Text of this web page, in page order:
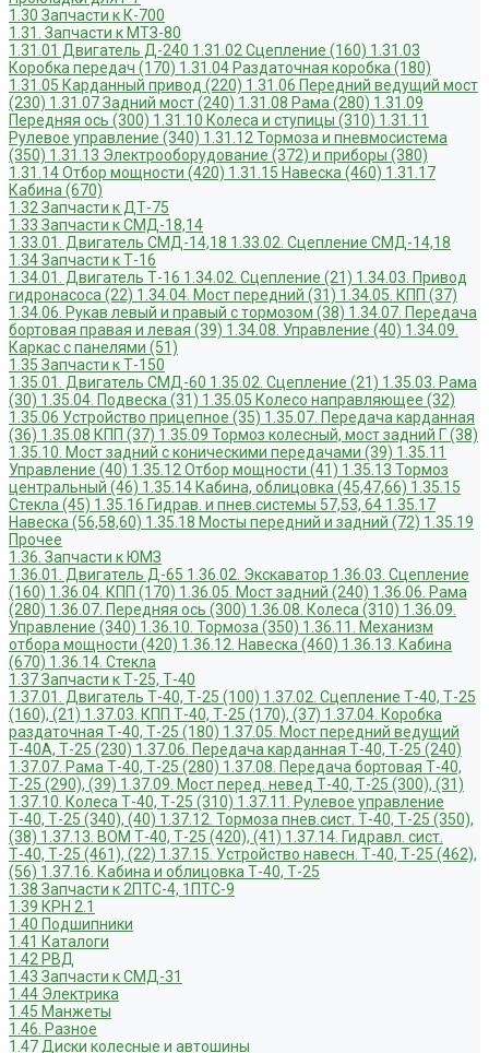
1.30 Запчасти к К-700
1.31. Запчасти к МТЗ-80
1.31.01 Двигатель Д-240 1.31.02 Сцепление (160) 1.31.03
Коробка передач (170) 1.31.04 Раздаточная коробка (180)
1.31.05 Карданный привод (220) 1.31.06 Передний ведущий мост
(230) 1.31.07 Задний мост (240) 1.31.08 Рама (280) 1.31.09
Передняя ось (300) 1.31.10 Колеса и ступицы (310) 1.31.11
Рулевое управление (340) 1.31.12 Тормоза и пневмосистема
(350) 1.31.13 Электрооборудование (372) и приборы (380)
1.31.14 Отбор мощности (420) 1.31.15 Навеска (460) 1.31.17
Кабина (670)
1.32 Запчасти к ДТ-75
1.33 Запчасти к СМД-18,14
1.33.01. Двигатель СМД-14,18 1.33.02. Сцепление СМД-14,18
1.34 Запчасти к Т-16
1.34.01. Двигатель Т-16 1.34.02. Сцепление (21) 1.34.03. Привод
гидронасоса (22) 1.34.04. Мост передний (31) 1.34.05. КПП (37)
1.34.06. Рукав левый и правый с тормозом (38) 1.34.07. Передача
бортовая правая и левая (39) 1.34.08. Управление (40) 1.34.09.
Каркас с панелями (51)
1.35 Запчасти к Т-150
1.35.01. Двигатель СМД-60 1.35.02. Сцепление (21) 1.35.03. Рама
(30) 1.35.04. Подвеска (31) 1.35.05 Колесо направляющее (32)
1.35.06 Устройство прицепное (35) 1.35.07. Передача карданная
(36) 1.35.08 КПП (37) 1.35.09 Тормоз колесный, мост задний Г (38)
1.35.10. Мост задний с коническими передачами (39) 1.35.11
Управление (40) 1.35.12 Отбор мощности (41) 1.35.13 Тормоз
центральный (46) 1.35.14 Кабина, облицовка (45,47,66) 1.35.15
Стекла (45) 1.35.16 Гидрав. и пнев.системы 57,53, 64 1.35.17
Навеска (56,58,60) 1.35.18 Мосты передний и задний (72) 1.35.19
Прочее
1.36. Запчасти к ЮМЗ
1.36.01. Двигатель Д-65 1.36.02. Экскаватор 1.36.03. Сцепление
(160) 1.36.04. КПП (170) 1.36.05. Мост задний (240) 1.36.06. Рама
(280) 1.36.07. Передняя ось (300) 1.36.08. Колеса (310) 1.36.09.
Управление (340) 1.36.10. Тормоза (350) 1.36.11. Механизм
отбора мощности (420) 1.36.12. Навеска (460) 1.36.13. Кабина
(670) 1.36.14. Стекла
1.37 Запчасти к Т-25, Т-40
1.37.01. Двигатель Т-40, Т-25 (100) 1.37.02. Сцепление Т-40, Т-25
(160), (21) 1.37.03. КПП Т-40, Т-25 (170), (37) 1.37.04. Коробка
раздаточная Т-40, Т-25 (180) 1.37.05. Мост передний ведущий
Т-40А, Т-25 (230) 1.37.06. Передача карданная Т-40, Т-25 (240)
1.37.07. Рама Т-40, Т-25 (280) 1.37.08. Передача бортовая Т-40,
Т-25 (290), (39) 1.37.09. Мост перед. невед Т-40, Т-25 (300), (31)
1.37.10. Колеса Т-40, Т-25 (310) 1.37.11. Рулевое управление
Т-40, Т-25 (340), (40) 1.37.12. Тормоза пнев.сист. Т-40, Т-25 (350),
(38) 1.37.13. ВОМ Т-40, Т-25 (420), (41) 1.37.14. Гидравл. сист.
Т-40, Т-25 (461), (22) 1.37.15. Устройство навесн. Т-40, Т-25 (462),
(56) 1.37.16. Кабина и облицовка Т-40, Т-25
1.38 Запчасти к 2ПТС-4, 1ПТС-9
1.39 КРН 2.1
1.40 Подшипники
1.41 Каталоги
1.42 РВД
1.43 Запчасти к СМД-31
1.44 Электрика
1.45 Манжеты
1.46. Разное
1.47 Диски колесные и автошины